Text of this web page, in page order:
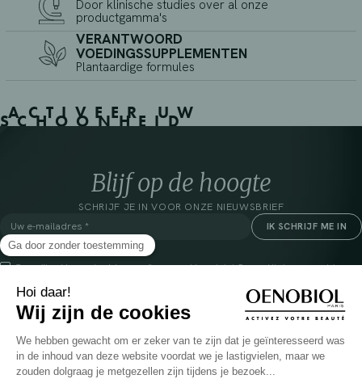
Door klinische studies over al onze
productgamma's
VERANTWOORD
VOEDINGSSUPPLEMENTEN
Plantaardige formules
ACTIVEER UW
SCHOONHEID
Blijf op de hoogte
SCHRIJF JE IN VOOR ONZE NIEUWSBRIEF
*Verplichte velden
Door dit vakje aan te vinken, ga ik ermee akkoord dat Cooper(1) de verzamelde
aanbiedingen. Voor meer informatie over het beheer van uw gegevens en uw rechten,
klikhier
INSTAGRAM
FACEBOOK
VEELGESTELDE VRAGEN
GLOSSARIUM